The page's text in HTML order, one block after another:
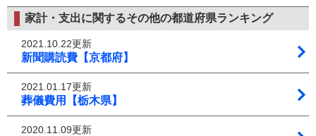
家計・支出に関するその他の都道府県ランキング
2021.10.22更新
新聞購読費【京都府】
2021.01.17更新
葬儀費用【栃木県】
2020.11.09更新